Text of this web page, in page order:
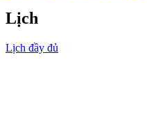
Lịch
Lịch đầy đủ